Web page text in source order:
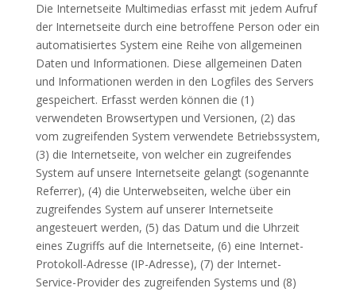
Die Internetseite Multimedias erfasst mit jedem Aufruf
der Internetseite durch eine betroffene Person oder ein
automatisiertes System eine Reihe von allgemeinen
Daten und Informationen. Diese allgemeinen Daten
und Informationen werden in den Logfiles des Servers
gespeichert. Erfasst werden können die (1)
verwendeten Browsertypen und Versionen, (2) das
vom zugreifenden System verwendete Betriebssystem,
(3) die Internetseite, von welcher ein zugreifendes
System auf unsere Internetseite gelangt (sogenannte
Referrer), (4) die Unterwebseiten, welche über ein
zugreifendes System auf unserer Internetseite
angesteuert werden, (5) das Datum und die Uhrzeit
eines Zugriffs auf die Internetseite, (6) eine Internet-
Protokoll-Adresse (IP-Adresse), (7) der Internet-
Service-Provider des zugreifenden Systems und (8)